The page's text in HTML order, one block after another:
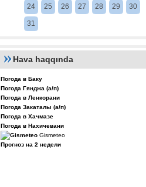
24 25 26 27 28 29 30
31
Hava haqqında
Погода в Баку
Погода Гянджа (а/п)
Погода в Ленкорани
Погода Закаталы (а/п)
Погода в Хачмазе
Погода в Нахичевани
Gismeteo
Прогноз на 2 недели